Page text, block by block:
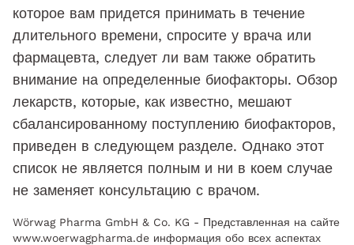
которое вам придется принимать в течение
длительного времени, спросите у врача или
фармацевта, следует ли вам также обратить
внимание на определенные биофакторы. Обзор
лекарств, которые, как известно, мешают
сбалансированному поступлению биофакторов,
приведен в следующем разделе. Однако этот
список не является полным и ни в коем случае
не заменяет консультацию с врачом.
Wörwag Pharma GmbH & Co. KG - Представленная на сайте
www.woerwagpharma.de информация обо всех аспектах